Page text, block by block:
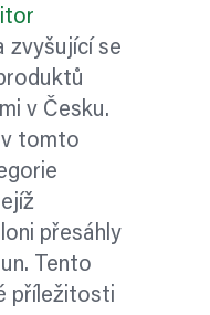
zvyšující se
v Česku.
tomto
přesáhly
Tento
příležitosti